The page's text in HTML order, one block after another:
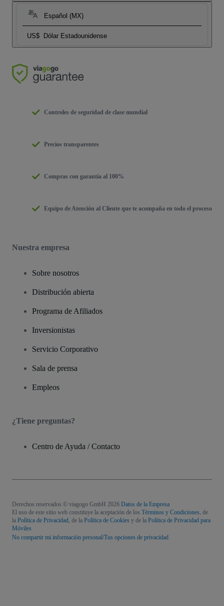
Español (MX)
US$ Dólar Estadounidense
Controles de seguridad de clase mundial
Precios transparentes
Compras con garantía al 100%
Equipo de Atención al Cliente que te acompaña en todo el proceso
Nuestra empresa
Sobre nosotros
Distribución abierta
Programa de Afiliados
Inversionistas
Servicio Corporativo
Sala de prensa
Empleos
¿Tiene preguntas?
Centro de Ayuda / Contacto
Derechos reservados © viagogo GmbH 2026 Datos de la Empresa
El uso de este sitio web constituye la aceptación de los Términos y Condiciones, de
la Política de Privacidad, de la Política de Cookies y de la Política de Privacidad para
Móviles
No compartir mi información personal/Tus opciones de privacidad